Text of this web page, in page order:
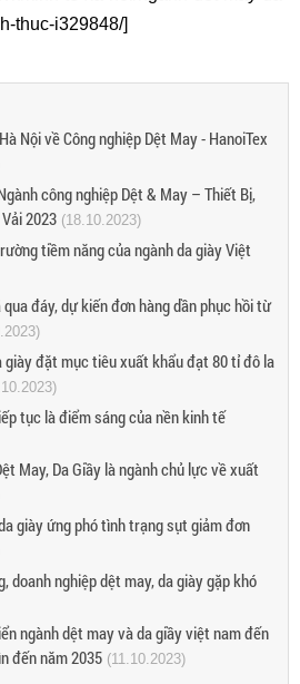
thuc-i329848/]
Nội về Công nghiệp Dệt May - HanoiTex
công nghiệp Dệt & May – Thiết Bị,
2023 (18.10.2023)
tiềm năng của ngành da giày Việt
đáy, dự kiến đơn hàng dần phục hồi từ
giày đặt mục tiêu xuất khẩu đạt 80 tỉ đô la
tục là điểm sáng của nền kinh tế
May, Da Giầy là ngành chủ lực về xuất
giày ứng phó tình trạng sụt giảm đơn
doanh nghiệp dệt may, da giày gặp khó
ngành dệt may và da giầy việt nam đến
đến năm 2035 (11.10.2023)